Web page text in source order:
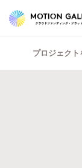
プロジェクト